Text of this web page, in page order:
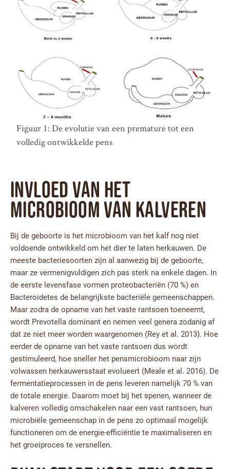
Figuur 1: De evolutie van een premature tot een
volledig ontwikkelde pens
Invloed van het
microbioom van kalveren
Bij de geboorte is het microbioom van het kalf nog niet
voldoende ontwikkeld om het dier te laten herkauwen. De
meeste bacteriesoorten zijn al aanwezig bij de geboorte,
maar ze vermenigvuldigen zich pas sterk na enkele dagen. In
de eerste levensfase vormen proteobacteriën (70 %) en
Bacteroidetes de belangrijkste bacteriële gemeenschappen.
Maar zodra de opname van het vaste rantsoen toeneemt,
wordt Prevotella dominant en nemen veel genera zodanig af
dat ze niet meer worden waargenomen (Rey et al. 2013). Hoe
eerder de opname van het vaste rantsoen dus wordt
gestimuleerd, hoe sneller het pensmicrobioom naar zijn
volwassen herkauwersstaat evolueert (Meale et al. 2016). De
fermentatieprocessen in de pens leveren namelijk 70 % van
de totale energie. Daarom moet bij het spenen, wanneer de
kalveren volledig omschakelen naar een vast rantsoen, hun
microbiële gemeenschap in de pens zo optimaal mogelijk
functioneren om de energie-efficiëntie te maximaliseren en
het groeiproces te versnellen.